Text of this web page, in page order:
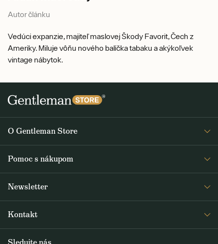
Autor článku
Vedúci expanzie, majiteľ maslovej Škody Favorit, Čech z
Ameriky. Miluje vôňu nového balíčka tabaku a akýkoľvek
vintage nábytok.
O Gentleman Store
Pomoc s nákupom
Newsletter
a špeciálnych ponukách. Posielame ich 2-3x týždenne.
Kontakt